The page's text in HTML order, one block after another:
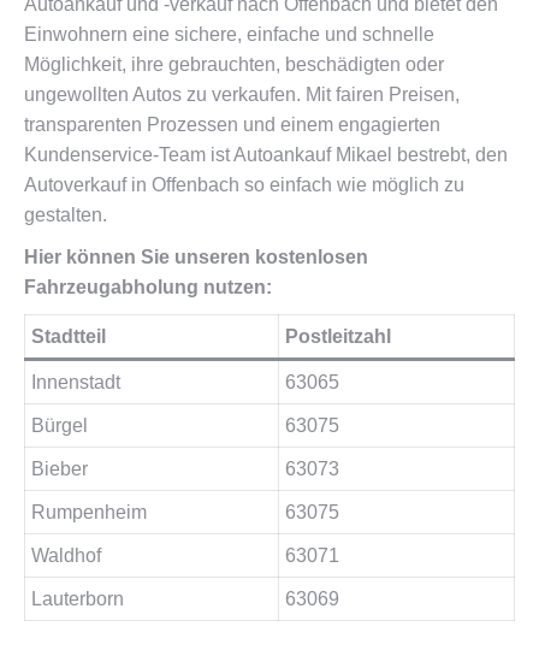
Autoankauf und -verkauf nach Offenbach und bietet den
Einwohnern eine sichere, einfache und schnelle
Möglichkeit, ihre gebrauchten, beschädigten oder
ungewollten Autos zu verkaufen. Mit fairen Preisen,
transparenten Prozessen und einem engagierten
Kundenservice-Team ist Autoankauf Mikael bestrebt, den
Autoverkauf in Offenbach so einfach wie möglich zu
gestalten.
Hier können Sie unseren kostenlosen
Fahrzeugabholung nutzen:
Stadtteil Postleitzahl
Innenstadt 63065
Bürgel 63075
Bieber 63073
Rumpenheim 63075
Waldhof 63071
Lauterborn 63069